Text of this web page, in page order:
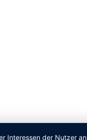
Interessen der Nutzer